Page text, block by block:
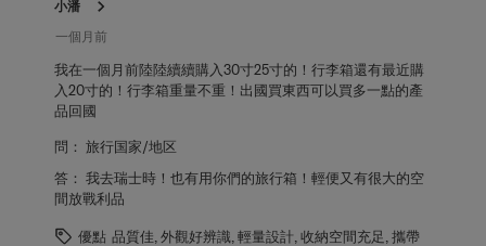
小潘
一個月前
我在一個月前陸陸續續購入30寸25寸的！行李箱還有最近購
入20寸的！行李箱重量不重！出國買東西可以買多一點的產
品回國
問： 旅行国家/地区
答： 我去瑞士時！也有用你們的旅行箱！輕便又有很大的空
間放戰利品
優點 品質佳, 外觀好辨識, 輕量設計, 收納空間充足, 攜帶